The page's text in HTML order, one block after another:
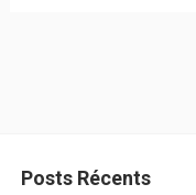
Posts Récents